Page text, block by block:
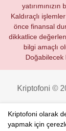
Kaldıraçlı
önce finansal
dikkatlice
bilgi amaçlı
Doğabilecek
Kriptofoni ©
Kriptofoni olarak
yapmak için